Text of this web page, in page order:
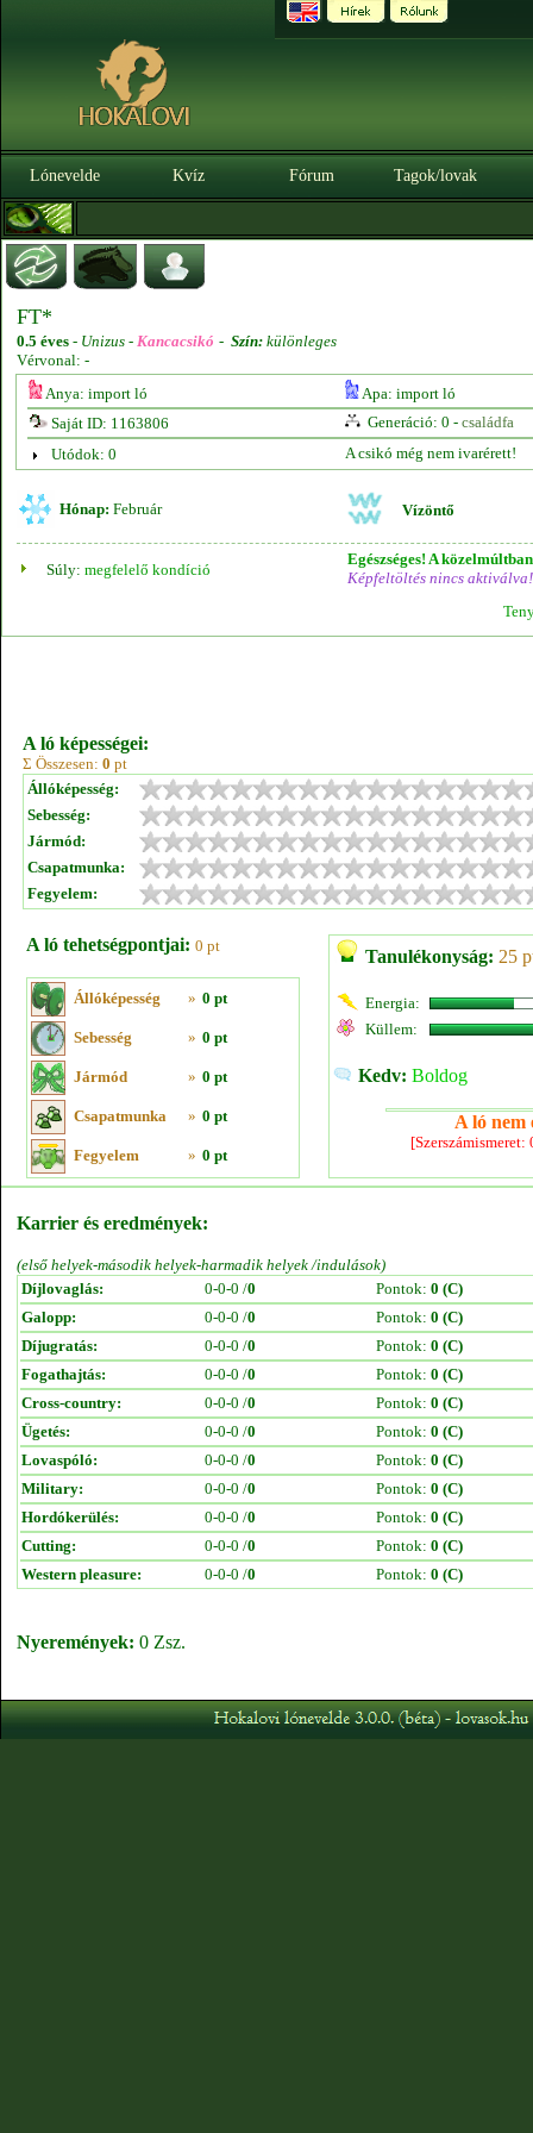
Lónevelde Kvíz Fórum Tagok/lovak
FT*
0.5 éves - Unizus - Kancacsikó - Szín: különleges
Vérvonal: -
Anya: import ló
Apa: import ló
Saját ID: 1163806
Generáció: 0 - családfa
Utódok: 0
A csikó még nem ivarérett!
Hónap: Február Vízöntő
Súly: megfelelő kondíció
Egészséges! A
Képfeltöltés nincs aktiválva!
A ló képességei:
Σ Összesen: 0 pt
Állóképesség:
Sebesség:
Jármód:
Csapatmunka:
Fegyelem:
A ló tehetségpontjai: 0 pt
Állóképesség » 0 pt
Sebesség » 0 pt
Jármód » 0 pt
Csapatmunka » 0 pt
Fegyelem » 0 pt
Tanulékonyság: 25
Energia:
Küllem:
Kedv: Boldog
A ló nem
Karrier és eredmények:
(első helyek-második helyek-harmadik helyek /indulások)
Díjlovaglás:
0-0-0 /0 Pontok: 0 (C)
Galopp:
0-0-0 /0 Pontok: 0 (C)
Díjugratás:
0-0-0 /0 Pontok: 0 (C)
Fogathajtás:
0-0-0 /0 Pontok: 0 (C)
Cross-country:
0-0-0 /0 Pontok: 0 (C)
Ügetés:
0-0-0 /0 Pontok: 0 (C)
Lovaspóló:
0-0-0 /0 Pontok: 0 (C)
Military:
0-0-0 /0 Pontok: 0 (C)
Hordókerülés:
0-0-0 /0 Pontok: 0 (C)
Cutting:
0-0-0 /0 Pontok: 0 (C)
Western pleasure:
0-0-0 /0 Pontok: 0 (C)
Nyeremények: 0 Zsz.